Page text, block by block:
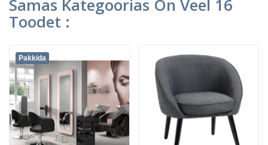
Samas Kategoorias On Veel 16
Toodet :
Pakkida